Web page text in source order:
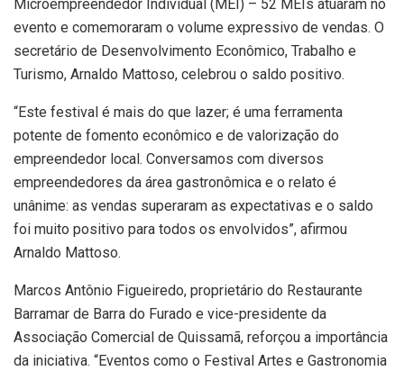
Microempreendedor Individual (MEI) – 52 MEIs atuaram no
evento e comemoraram o volume expressivo de vendas. O
secretário de Desenvolvimento Econômico, Trabalho e
Turismo, Arnaldo Mattoso, celebrou o saldo positivo.
“Este festival é mais do que lazer; é uma ferramenta
potente de fomento econômico e de valorização do
empreendedor local. Conversamos com diversos
empreendedores da área gastronômica e o relato é
unânime: as vendas superaram as expectativas e o saldo
foi muito positivo para todos os envolvidos”, afirmou
Arnaldo Mattoso.
Marcos Antônio Figueiredo, proprietário do Restaurante
Barramar de Barra do Furado e vice-presidente da
Associação Comercial de Quissamã, reforçou a importância
da iniciativa. “Eventos como o Festival Artes e Gastronomia